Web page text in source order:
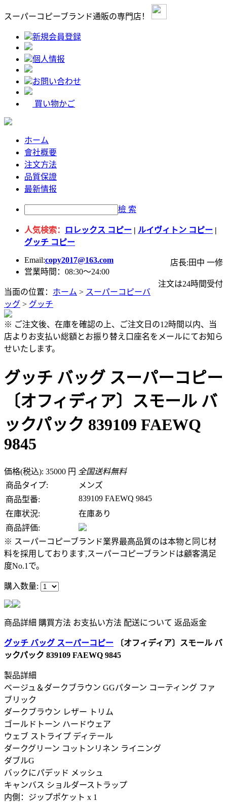
スーパーコピーブランド通販の専門店！
新規会員登録
個人情报
お問い合わせ
買い物かご
ホーム
會社概要
注文方法
品質保證
最新情报
檢 索
人気検索： ロレックス コピー | ルイヴィトン コピー |
グッチ コピー
Email:copy2017@163.com
店長:田中 一修
営業時間：08:30～24:00
注文は24時間受付
当面の位置： ホーム > スーパーコピーバ
ッグ > グッチ
※ ご注文後、在庫を確認の上、ご注文日の12時間以内、当
店よりお支払い総額とお振り替え口座名をメールにてお知ら
せいたします。
グッチ バッグ スーパーコピー
〔オフィディア〕スモール バ
ックパック 839109 FAEWQ
9845
価格(税込): 35000 円 全国送料無料
商品タイプ:
メンズ
商品型番:
839109 FAEWQ 9845
在庫状況:
在庫あり
商品評価:
※ スーパーコピーブランド業界最高品質のは本物と同じ材
料を採用しております,スーパーコピーブランドは顧客満足
度No.1で。
購入数量:
商品詳細 購買方法 お支払い方法 配送について 返品返金
グッチ バッグ スーパーコピー 〔オフィディア〕スモール バ
ックパック 839109 FAEWQ 9845
製品詳細
ベージュ＆ダークブラウン GGパターン コーティング ファ
ブリック
ダークブラウン レザー トリム
ゴールドトーン ハードウェア
ウェブ ストライプ ディテール
ダークグリーン コットンリネン ライニング
ダブルG
バックにパデッド メッシュ
キャンバス ショルダーストラップ
内側：ジップポケット x 1